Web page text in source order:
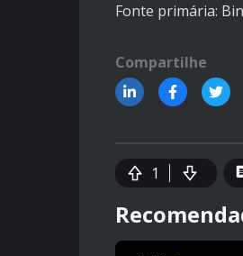
Fonte primária:
Compartilhe
1